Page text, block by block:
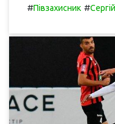
#Півзахисник #